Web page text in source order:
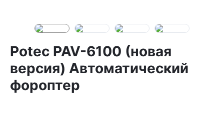
Potec PAV-6100 (новая
версия) Автоматический
фороптер